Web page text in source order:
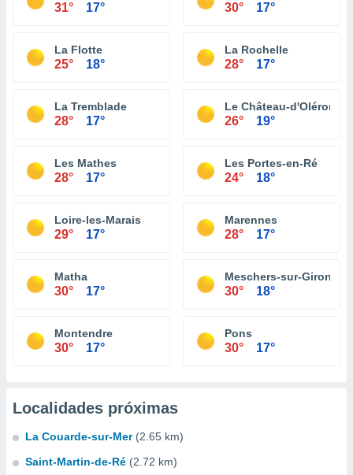
31° 17° 30° 17°
La Flotte
25° 18°
La Rochelle
28° 17°
La Tremblade
28° 17°
Le Château-d'Oléron
26° 19°
Les Mathes
28° 17°
Les Portes-en-Ré
24° 18°
Loire-les-Marais
29° 17°
Marennes
28° 17°
Matha
30° 17°
Meschers-sur-Gironde
30° 18°
Montendre
30° 17°
Pons
30° 17°
Localidades próximas
La Couarde-sur-Mer (2.65 km)
Saint-Martin-de-Ré (2.72 km)